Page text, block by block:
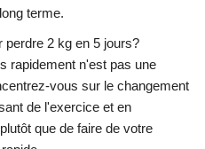
terme.
perdre 2 kg en 5 jours?
rapidement n'est pas une
vous sur le changement
de l'exercice et en
que de faire de votre